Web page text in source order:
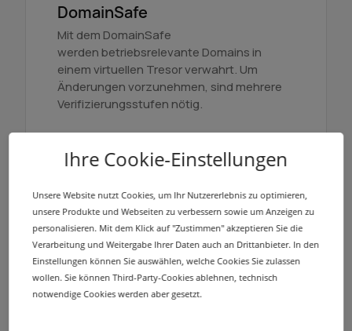
DomainSafe
Mit dem DomainSafe
werden betriebsrelevante Domains in
einem virtuellen Tresor verwahrt. Um
Änderungen vorzunehmen, sind mehrere
Verifizierungsstufen nötig.
Nameserver
Ohne Zusatzkosten bieten wir zu jeder bei
InterNetX registrierten Domain eine
Ihre Cookie-Einstellungen
Unsere Website nutzt Cookies, um Ihr Nutzererlebnis zu optimieren,
unsere Produkte und Webseiten zu verbessern sowie um Anzeigen zu
personalisieren. Mit dem Klick auf "Zustimmen" akzeptieren Sie die
Verarbeitung und Weitergabe Ihrer Daten auch an Drittanbieter. In den
Einstellungen können Sie auswählen, welche Cookies Sie zulassen
wollen. Sie können Third-Party-Cookies ablehnen, technisch
notwendige Cookies werden aber gesetzt.